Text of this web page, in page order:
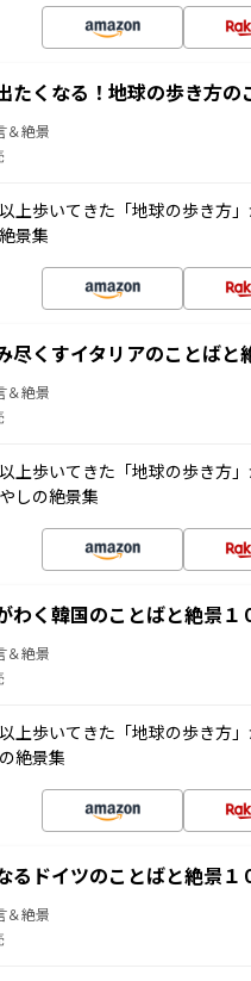
たくなる！地球の歩き方の
＆絶景
上歩いてきた「地球の歩き方
景集
尽くすイタリアのことばと
＆絶景
上歩いてきた「地球の歩き方
しの絶景集
わく韓国のことばと絶景１
＆絶景
上歩いてきた「地球の歩き方
絶景集
るドイツのことばと絶景１
＆絶景